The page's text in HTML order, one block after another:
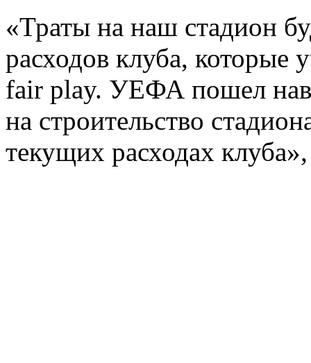
«Траты на наш стадион
расходов клуба, которые
fair play. УЕФА пошел
на строительство
текущих расходах